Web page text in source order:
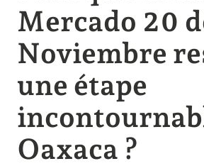
Mercado 20
Noviembre
une étape
Oaxaca ?